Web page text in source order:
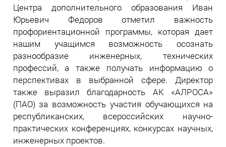
Центра дополнительного образования Иван
Юрьевич Федоров отметил важность
профориентационной программы, которая дает
нашим учащимся возможность осознать
разнообразие инженерных, технических
профессий, а также получать информацию о
перспективах в выбранной сфере. Директор
также выразил благодарность АК «АЛРОСА»
(ПАО) за возможность участия обучающихся на
республиканских, всероссийских научно-
практических конференциях, конкурсах научных,
инженерных проектов.